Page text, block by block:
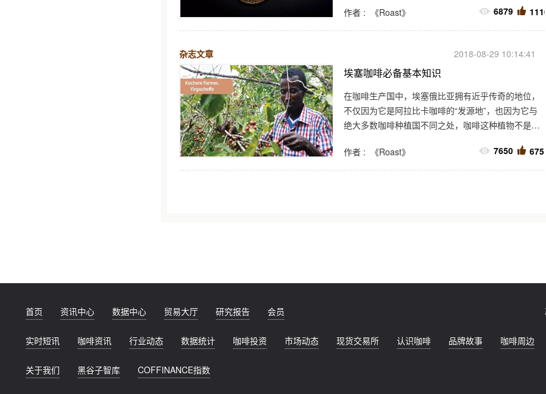
始接受比特币(Bitcoin)和其他加密货币
(cryptocurrencies )作为交易手段。
作者 : 《Roast》 6879
杂志文章 2018-08-29 10:14:41
埃塞咖啡必备基本知识
在咖啡生产国中，埃塞俄比亚拥有近乎传奇的地位，
不仅因为它是阿拉比卡咖啡的“发源地”，也因为它与
绝大多数咖啡种植国不同之处，咖啡这种植物不是通
啡是当地人日常生活方式的一部分，已经存在了几个
世纪，最先发现在森林中生长的咖啡逐渐被人工种
作者 : 《Roast》 7650 675
首页 资讯中心 数据中心 贸易大厅 研究报告 会员
实时短讯 咖啡资讯 行业动态 数据统计 咖啡投资 市场动态 现货交易所 认识咖啡 品牌故事 咖啡周边
关于我们 黑谷子智库 COFFINANCE指数